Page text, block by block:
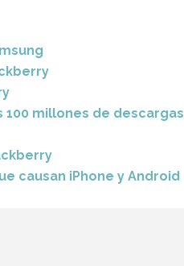
millones de descargas
causan iPhone y Android